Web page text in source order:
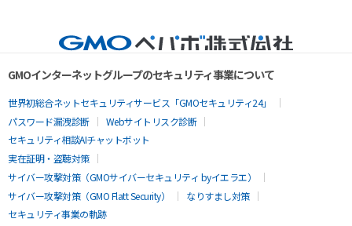
GMOインターネットグループのセキュリティ事業について
世界初総合ネットセキュリティサービス「GMOセキュリティ24」
パスワード漏洩診断
Webサイトリスク診断
セキュリティ相談AIチャットボット
実在証明・盗聴対策
サイバー攻撃対策（GMOサイバーセキュリティ byイエラエ）
サイバー攻撃対策（GMO Flatt Security）
なりすまし対策
セキュリティ事業の軌跡